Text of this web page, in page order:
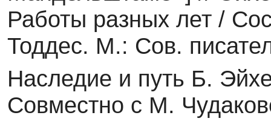
Работы разных лет /
Тоддес. М.: Сов.
Наследие и путь Б.
Совместно с М.